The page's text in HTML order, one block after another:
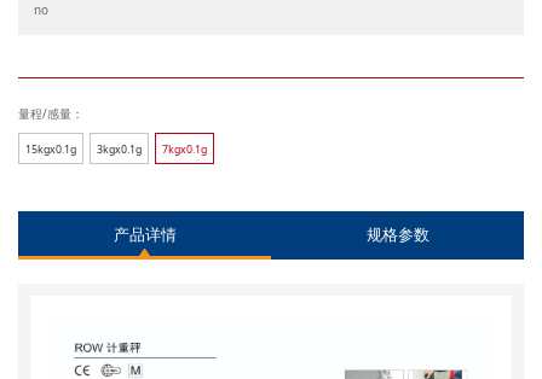
no
量程/感量：
15kgx0.1g 3kgx0.1g 7kgx0.1g
产品详情 规格参数